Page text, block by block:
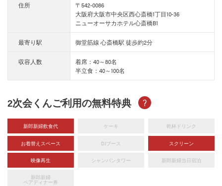
住所
〒542-0086
大阪府大阪市中央区西心斎橋1丁目10-36
ニューオーサカホテル心斎橋B1
最寄り駅 御堂筋線 心斎橋駅 徒歩約2分
収容人数
着席：40～80名
半立食：40～100名
2次会くんご利用の無料特典 ?
新郎新婦飲食代 ケーキ 乾杯ドリンク
お着替えスペース DJブース スクリーン
映像再生 シャンパンタワー 新郎新婦当日宿泊
新郎新婦
ペアディナー券